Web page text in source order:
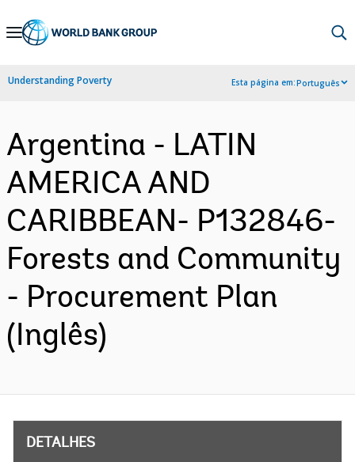
Skip
Navigation
Understanding Poverty Esta página em:Português
Argentina - LATIN
AMERICA AND
CARIBBEAN- P132846-
Forests and Community
- Procurement Plan
(Inglês)
DETALHES